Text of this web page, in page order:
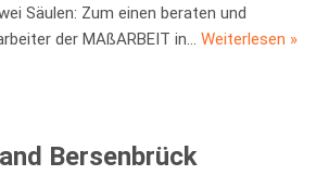
Säulen: Zum einen beraten und
der MAßARBEIT in… Weiterlesen »
Bersenbrück